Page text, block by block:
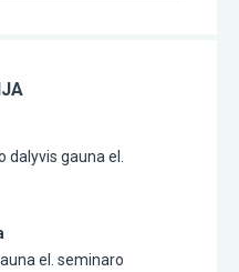
dalyvis gauna el.
el. seminaro